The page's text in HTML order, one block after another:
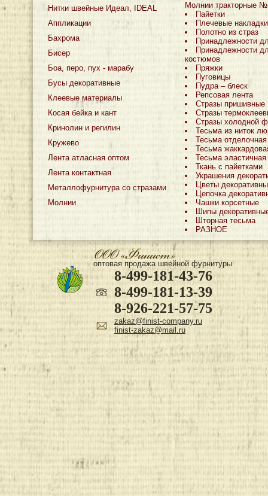
Нитки швейные Идеал, IDEAL
Аппликации
Бахрома
Бисер
Боа, перо, пух - марабу
Бусы декоративные
Клеевые материалы
Косая бейка и кант
Кринолин и регилин
Кружево
Лента атласная оптом
Лента контактная
Металлофурнитура со стразами
Молнии
Молнии тракторные
Пайетки
Плечевые накладки
Полотно из страз
Принадлежности
Принадлежности
костюмов
Пряжки
Пуговицы
Пудра – блеск
Репсовая лента
Стразы пришивные
Стразы
Стразы холодной
Тесьма из ниток
Тесьма отделочная
Тесьма
Тесьма эластичная
Ткань с пайетками
Украшения
Цветы
Цепочка
Чашки корсетные
Шипы
Шторная тесьма
РАЗНОЕ
оптовая продажа швейной фурнитуры
8-499-181-43-76
8-499-181-13-39
8-926-221-57-75
zakaz@finist-company.ru
finist-zakaz@mail.ru